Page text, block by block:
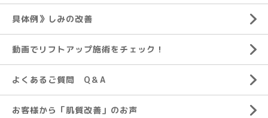
具体例》しみの改善
動画でリフトアップ施術をチェック！
よくあるご質問 Q＆A
お客様から「肌質改善」のお声